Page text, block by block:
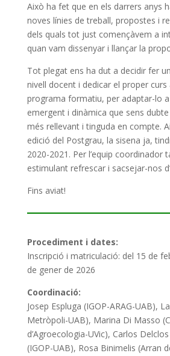
Això ha fet que en els darrers anys
noves línies de treball, propostes i
dels quals tot just començàvem a
quan vam dissenyar i llançar la
Tot plegat ens ha dut a decidir fer
nivell docent i dedicar el proper curs
programa formatiu, per adaptar-lo
emergent i dinàmica que sens
més rellevant i tinguda en compte.
edició del Postgrau, la sisena ja,
2020-2021. Per l’equip coordinador
estimulant refrescar i sacsejar-nos
Fins aviat!
Procediment i dates:
Inscripció i matriculació: del 15 de
de gener de 2026
Coordinació:
Josep Espluga (IGOP-ARAG-UAB),
Metròpoli-UAB), Marina Di Masso
d’Agroecologia-UVic), Carlos
(IGOP-UAB), Rosa Binimelis (Arran